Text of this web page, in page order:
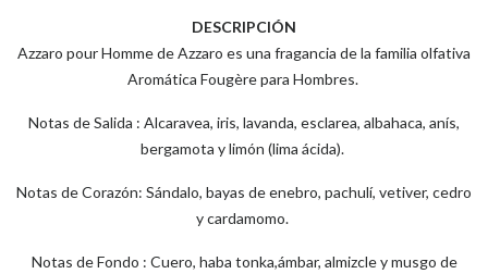
DESCRIPCIÓN
Azzaro pour Homme de Azzaro es una fragancia de la familia olfativa
Aromática Fougère para Hombres.
Notas de Salida : Alcaravea, iris, lavanda, esclarea, albahaca, anís,
bergamota y limón (lima ácida).
Notas de Corazón: Sándalo, bayas de enebro, pachulí, vetiver, cedro
y cardamomo.
Notas de Fondo : Cuero, haba tonka,ámbar, almizcle y musgo de